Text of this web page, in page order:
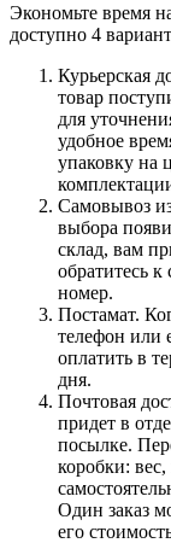
Экономьте время
доступно 4
Курьерская
товар
для
удобное
упаковку на
Самовывоз
выбора
склад, вам
обратитесь к
номер.
Постамат.
телефон или
оплатить в
дня.
Почтовая
придет в
посылке.
коробки:
Один заказ
его